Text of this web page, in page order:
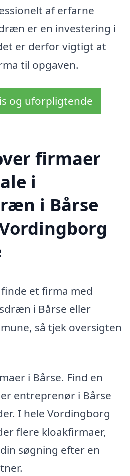
af erfarne
er en investering i
er derfor vigtigt at
til opgaven.
og uforpligtende
firmaer
i
i Bårse
et firma med
i Bårse eller
så tjek oversigten
i Bårse. Find en
entreprenør i Bårse
I hele Vordingborg
flere kloakfirmaer,
søgning efter en